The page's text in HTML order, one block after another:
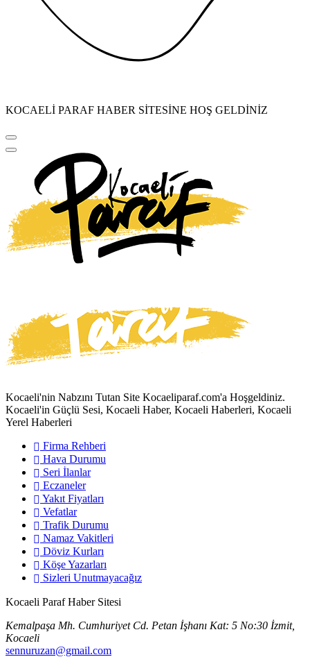
KOCAELİ PARAF HABER SİTESİNE HOŞ GELDİNİZ
Kocaeli'nin Nabzını Tutan Site Kocaeliparaf.com'a Hoşgeldiniz.
Kocaeli'in Güçlü Sesi, Kocaeli Haber, Kocaeli Haberleri, Kocaeli
Yerel Haberleri
Firma Rehberi
Hava Durumu
Seri İlanlar
Eczaneler
Yakıt Fiyatları
Vefatlar
Trafik Durumu
Namaz Vakitleri
Döviz Kurları
Köşe Yazarları
Sizleri Unutmayacağız
Kocaeli Paraf Haber Sitesi
Kemalpaşa Mh. Cumhuriyet Cd. Petan İşhanı Kat: 5 No:30 İzmit,
Kocaeli
sennuruzan@gmail.com